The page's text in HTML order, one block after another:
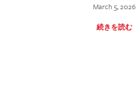
March 5, 2026
続きを読む